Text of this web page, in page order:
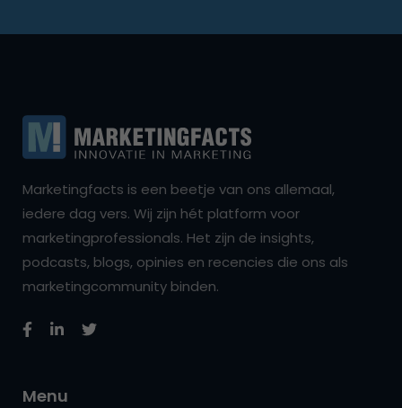
Marketingfacts is een beetje van ons allemaal,
iedere dag vers. Wij zijn hét platform voor
marketingprofessionals. Het zijn de insights,
podcasts, blogs, opinies en recencies die ons als
marketingcommunity binden.
Menu